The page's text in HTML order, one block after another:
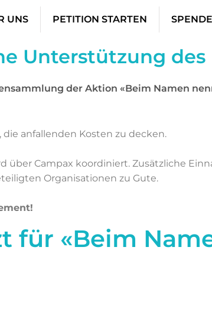
UNS PETITION STARTEN
Unterstützung des
der Aktion «Beim Namen
anfallenden Kosten zu decken.
über Campax koordiniert. Zusätzliche
Organisationen zu Gute.
für «Beim